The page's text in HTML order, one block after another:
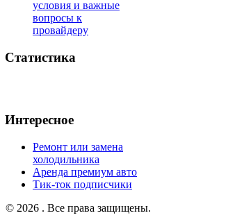
условия и важные
вопросы к
провайдеру
Статистика
Интересное
Ремонт или замена
холодильника
Аренда премиум авто
Тик-ток подписчики
© 2026 . Все права защищены.